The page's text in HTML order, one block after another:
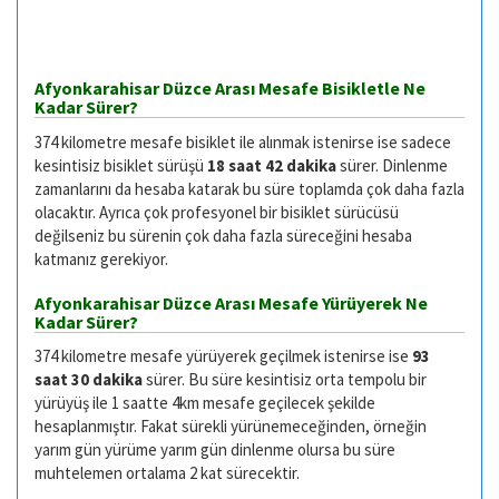
Afyonkarahisar Düzce Arası Mesafe Bisikletle Ne
Kadar Sürer?
374 kilometre mesafe bisiklet ile alınmak istenirse ise sadece
kesintisiz bisiklet sürüşü 18 saat 42 dakikasürer. Dinlenme
zamanlarını da hesaba katarak bu süre toplamda çok daha fazla
olacaktır. Ayrıca çok profesyonel bir bisiklet sürücüsü
değilseniz bu sürenin çok daha fazla süreceğini hesaba
katmanız gerekiyor.
Afyonkarahisar Düzce Arası Mesafe Yürüyerek Ne
Kadar Sürer?
374 kilometre mesafe yürüyerek geçilmek istenirse ise 93
saat 30 dakikasürer. Bu süre kesintisiz orta tempolu bir
yürüyüş ile 1 saatte 4km mesafe geçilecek şekilde
hesaplanmıştır. Fakat sürekli yürünemeceğinden, örneğin
yarım gün yürüme yarım gün dinlenme olursa bu süre
muhtelemen ortalama 2 kat sürecektir.